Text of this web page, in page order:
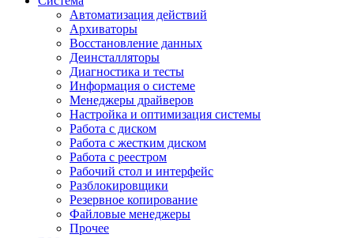
Автоматизация действий
Архиваторы
Восстановление данных
Деинсталляторы
Диагностика и тесты
Информация о системе
Менеджеры драйверов
Настройка и оптимизация системы
Работа с диском
Работа с жестким диском
Работа с реестром
Рабочий стол и интерфейс
Разблокировщики
Резервное копирование
Файловые менеджеры
Прочее